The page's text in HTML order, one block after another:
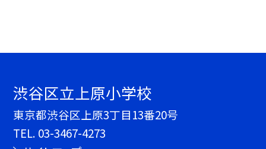
渋谷区立上原小学校
東京都渋谷区上原3丁目13番20号
TEL. 03-3467-4273